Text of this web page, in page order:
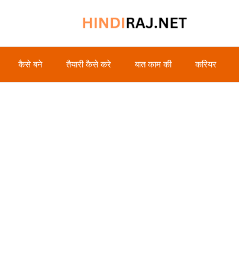
कैसे बने तैयारी कैसे करे बात काम की करियर